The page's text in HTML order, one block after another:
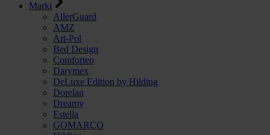
Marki
AllerGuard
AMZ
Art-Pol
Bed Design
Comforteo
Darymex
DeLuxe Edition by Hilding
Dorelan
Dreamy
Estella
GOMARCO